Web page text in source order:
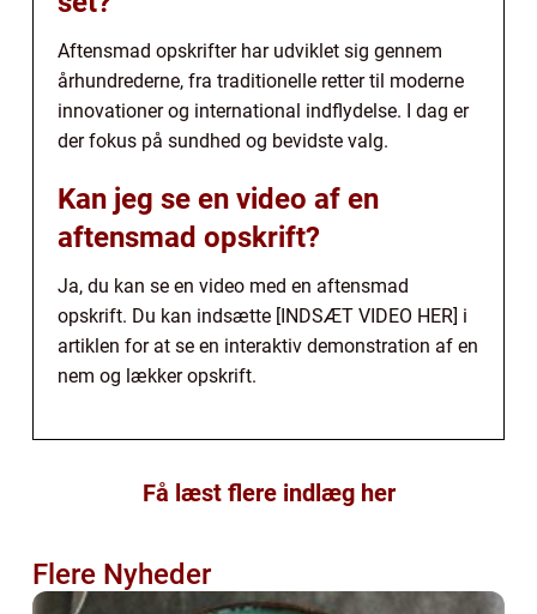
Aftensmad opskrifter har udviklet sig gennem
århundrederne, fra traditionelle retter til moderne
innovationer og international indflydelse. I dag er
der fokus på sundhed og bevidste valg.
Kan jeg se en video af en
aftensmad opskrift?
Ja, du kan se en video med en aftensmad
opskrift. Du kan indsætte [INDSÆT VIDEO HER] i
artiklen for at se en interaktiv demonstration af en
nem og lækker opskrift.
Få læst flere indlæg her
Flere Nyheder